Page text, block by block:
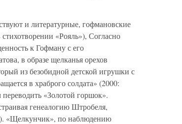
и литературные, гофмановские
«Рояль»), Согласно
к Гофману с его
в образе щелканья орехов
из безобидной детской игрушки с
в храброго солдата» (2000:
«Золотой горшок».
генеалогию Штробеля,
«Щелкунчик», по наблюдению